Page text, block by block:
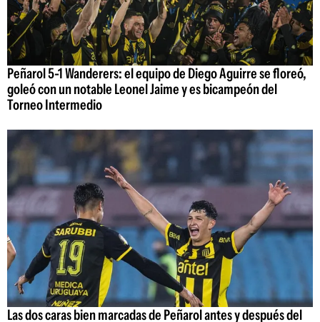
Peñarol 5-1 Wanderers: el equipo de Diego Aguirre se floreó,
goleó con un notable Leonel Jaime y es bicampeón del
Torneo Intermedio
Las dos caras bien marcadas de Peñarol antes y después del